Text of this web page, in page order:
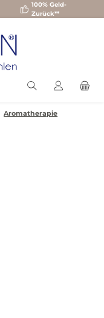
100% Geld-
Zurück**
Aromatherapie